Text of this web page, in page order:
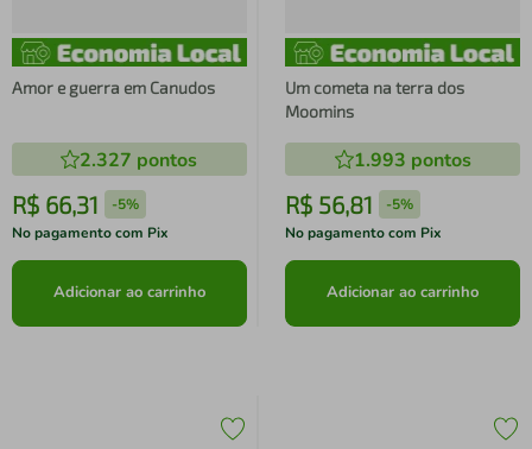
Amor e guerra em Canudos
2.327 pontos
R$ 66,31 -5%
No pagamento com Pix
Adicionar ao carrinho
Um cometa na terra dos
Moomins
1.993 pontos
R$ 56,81 -5%
No pagamento com Pix
Adicionar ao carrinho